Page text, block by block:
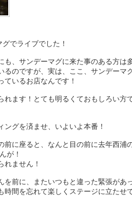
でライブでした！
も、サンデーマグに来た事のある方は
るのですが、実は、ここ、サンデーマ
いるお店なんです！
れます！とても明るくておもしろい方
グを済ませ、いよいよ本番！
前に座ると、なんと目の前に去年西浦
が！
れません！
を前に、またいつもと違った緊張があ
間を忘れて楽しくステージに立たせ